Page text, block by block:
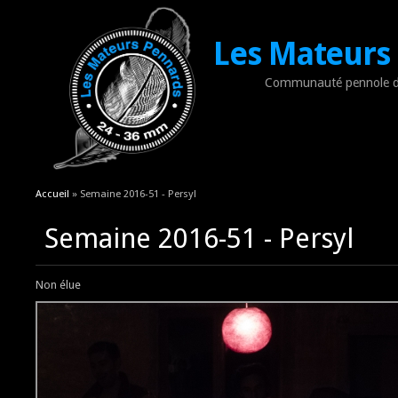
Les
Communauté pennole
Vous êtes ici
Accueil » Semaine 2016-51 - Persyl
Semaine 2016-51 - Persyl
Non élue